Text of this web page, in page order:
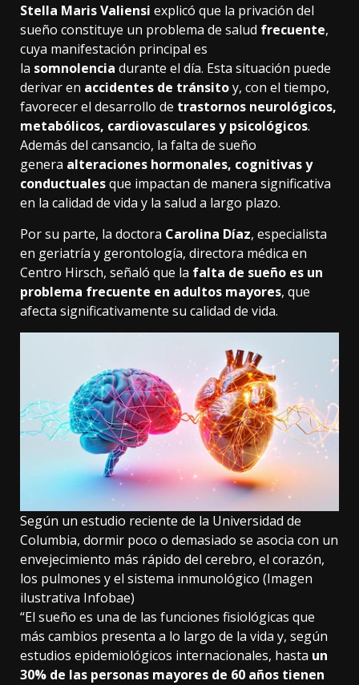
Stella Maris Valiensi explicó que la privación del
sueño constituye un problema de salud frecuente,
cuya manifestación principal es
la somnolencia durante el día. Esta situación puede
derivar en accidentes de tránsitoy, con el tiempo,
favorecer el desarrollo de trastornos neurológicos,
metabólicos, cardiovasculares y psicológicos.
Además del cansancio, la falta de sueño
genera alteraciones hormonales, cognitivas y
conductualesque impactan de manera significativa
en la calidad de vida y la salud a largo plazo.
Por su parte, la doctora Carolina Díaz, especialista
en geriatría y gerontología, directora médica en
Centro Hirsch, señaló que la falta de sueño es un
problema frecuente en adultos mayores, que
afecta significativamente su calidad de vida.
Según un estudio reciente de la Universidad de
Columbia, dormir poco o demasiado se asocia con un
envejecimiento más rápido del cerebro, el corazón,
los pulmones y el sistema inmunológico (Imagen
ilustrativa Infobae)
“El sueño es una de las funciones fisiológicas que
más cambios presenta a lo largo de la vida y, según
estudios epidemiológicos internacionales, hasta un
30% de las personas mayores de 60 años tienen